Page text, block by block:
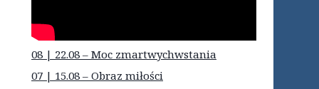
08 | 22.08 – Moc zmartwychwstania
07 | 15.08 – Obraz miłości